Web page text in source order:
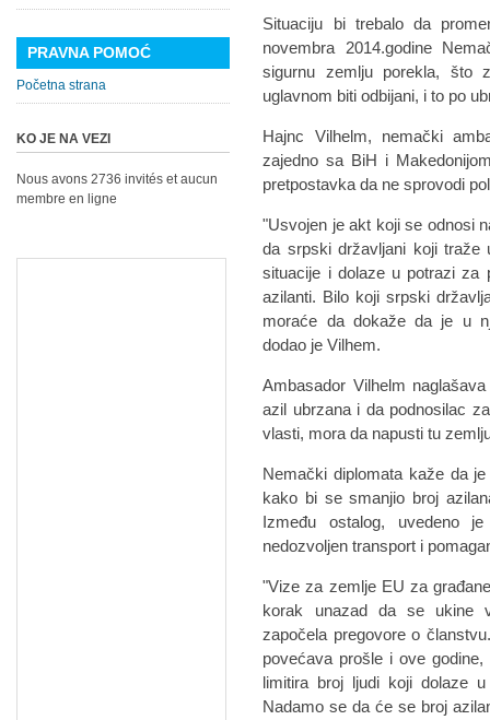
Situaciju bi trebalo da
novembra 2014.godine
sigurnu zemlju porekla, što
uglavnom biti odbijani, i to po
Hajnc Vilhelm, nemački
zajedno sa BiH i
pretpostavka da ne sprovodi
"Usvojen je akt koji se odnosi
da srpski državljani koji traže
situacije i dolaze u potrazi za
azilanti. Bilo koji srpski
moraće da dokaže da je u
dodao je Vilhem.
Ambasador Vilhelm
azil ubrzana i da podnosilac
vlasti, mora da napusti tu
Nemački diplomata kaže da
kako bi se smanjio broj
Između ostalog, uvedeno
nedozvoljen transport i
"Vize za zemlje EU za
korak unazad da se ukine
započela pregovore o
povećava prošle i ove
limitira broj ljudi koji dolaze
Nadamo se da će se broj
PRAVNA POMOĆ
Početna strana
KO JE NA VEZI
Nous avons 2736 invités et aucun
membre en ligne